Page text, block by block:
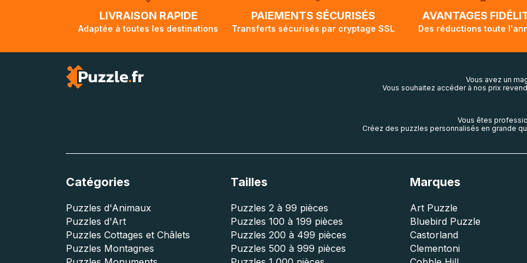
lorsque votre colis aura touché terre.
LIVRAISON RAPIDE
Adaptée à toutes les destinations
PAIEMENTS SÉCURISÉS
Transferts sécurisés par cryptage SSL
AVANTAGES
Des réductions toute
Vous avez un
Vous souhaitez accéder à nos prix
Vous êtes
Créez des puzzles personnalisés en grande
Catégories
Puzzles d'Animaux
Puzzles d'Art
Puzzles Cottages et Châlets
Puzzles Montagnes
Tailles
Puzzles 2 à 99 pièces
Puzzles 100 à 199 pièces
Puzzles 200 à 499 pièces
Puzzles 500 à 999 pièces
Marques
Art Puzzle
Bluebird Puzzle
Castorland
Clementoni